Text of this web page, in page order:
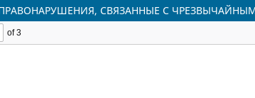
СВЯЗАННЫЕ С